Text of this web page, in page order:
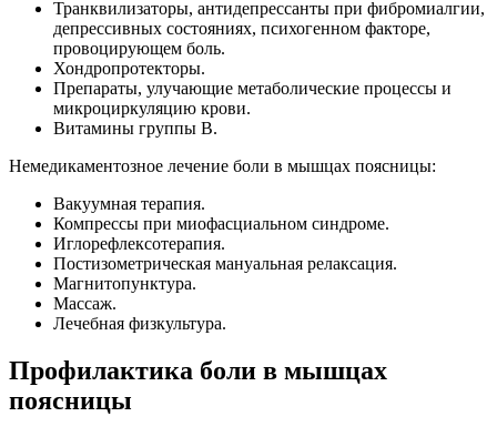
Транквилизаторы, антидепрессанты при фибромиалгии,
депрессивных состояниях, психогенном факторе,
провоцирующем боль.
Хондропротекторы.
Препараты, улучающие метаболические процессы и
микроциркуляцию крови.
Витамины группы В.
Немедикаментозное лечение боли в мышцах поясницы:
Вакуумная терапия.
Компрессы при миофасциальном синдроме.
Иглорефлексотерапия.
Постизометрическая мануальная релаксация.
Магнитопунктура.
Массаж.
Лечебная физкультура.
Профилактика боли в мышцах
поясницы